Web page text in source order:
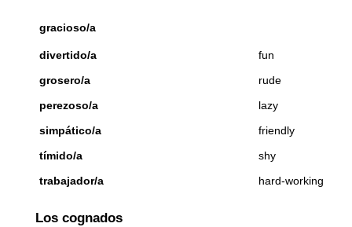
gracioso/a
divertido/a
fun
grosero/a
rude
perezoso/a
lazy
simpático/a
friendly
tímido/a
shy
trabajador/a
hard-working
Los cognados